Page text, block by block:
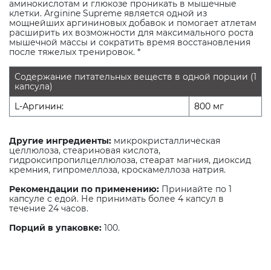
аминокислотам и глюкозе проникать в мышечные
клетки. Arginine Supreme является одной из
мощнейших аргининовых добавок и помогает атлетам
расширить их возможности для максимального роста
мышечной массы и сократить время восстановления
после тяжелых тренировок. *
Содержание питательных веществ в одной порции (1
капсула)
L-Аргинин:
800 мг
Другие ингредиенты: микрокристаллическая
целлюлоза, стеариновая кислота,
гидроксипропилцеллюлоза, стеарат магния, диоксид
кремния, гипромеллоза, кроскамеллоза натрия.
Рекомендации по применению: Приниайте по 1
капсуле с едой. Не принимать более 4 капсул в
течение 24 часов.
Порций в упаковке: 100.